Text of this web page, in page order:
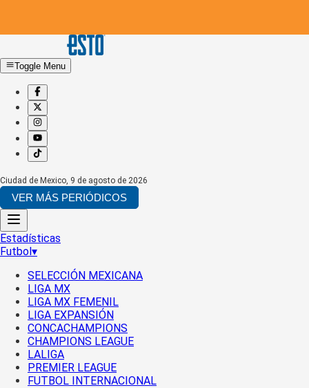
Toggle Menu
Ciudad de Mexico, 9 de agosto de 2026
VER MÁS PERIÓDICOS
Estadísticas
Futbol▾
SELECCIÓN MEXICANA
LIGA MX
LIGA MX FEMENIL
LIGA EXPANSIÓN
CONCACHAMPIONS
CHAMPIONS LEAGUE
LALIGA
PREMIER LEAGUE
FUTBOL INTERNACIONAL